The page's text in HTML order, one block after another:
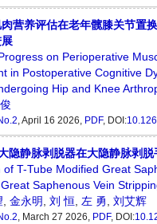
营养评估在老年髋膝关节置
on Perioperative
in Postoperative Cognitive
Hip and Knee
, April 16 2026, PDF, DOI:
隐静脉剥脱器在大隐静脉剥
of T-Tube Modified Great
Saphenous Vein
, 金永明, 刘 恒, 左 勇, 刘艾辉
, March 27 2026, PDF, DOI: